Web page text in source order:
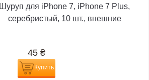
Шуруп для iPhone 7, iPhone 7 Plus,
серебристый, 10 шт., внешние
45 ₴
Купить